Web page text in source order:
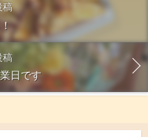
稿
稿
日です